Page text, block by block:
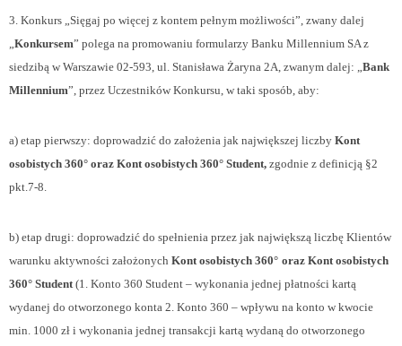
3. Konkurs „Sięgaj po więcej z kontem pełnym możliwości”, zwany dalej
„Konkursem” polega na promowaniu formularzy Banku Millennium SA z
siedzibą w Warszawie 02-593, ul. Stanisława Żaryna 2A, zwanym dalej: „Bank
Millennium”, przez Uczestników Konkursu, w taki sposób, aby:
a) etap pierwszy: doprowadzić do założenia jak największej liczby Kont
osobistych 360° oraz Kont osobistych 360° Student, zgodnie z definicją §2
pkt.7-8.
b) etap drugi: doprowadzić do spełnienia przez jak największą liczbę Klientów
warunku aktywności założonych Kont osobistych 360° oraz Kont osobistych
360° Student(1. Konto 360 Student – wykonania jednej płatności kartą
wydanej do otworzonego konta 2. Konto 360 – wpływu na konto w kwocie
min. 1000 zł i wykonania jednej transakcji kartą wydaną do otworzonego